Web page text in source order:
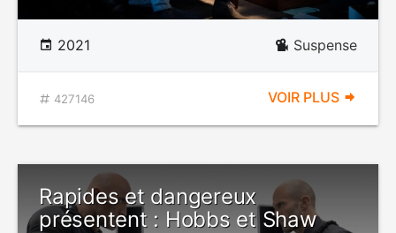
2021 Suspense
427146 VOIR PLUS
Rapides et dangereux
présentent : Hobbs et Shaw